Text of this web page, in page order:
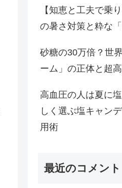
【知恵と工夫で乗
の暑さ対策と粋な
砂糖の30万倍？世
ーム」の正体と超
高血圧の人は夏に
しく選ぶ塩キャン
用術
最近のコメント